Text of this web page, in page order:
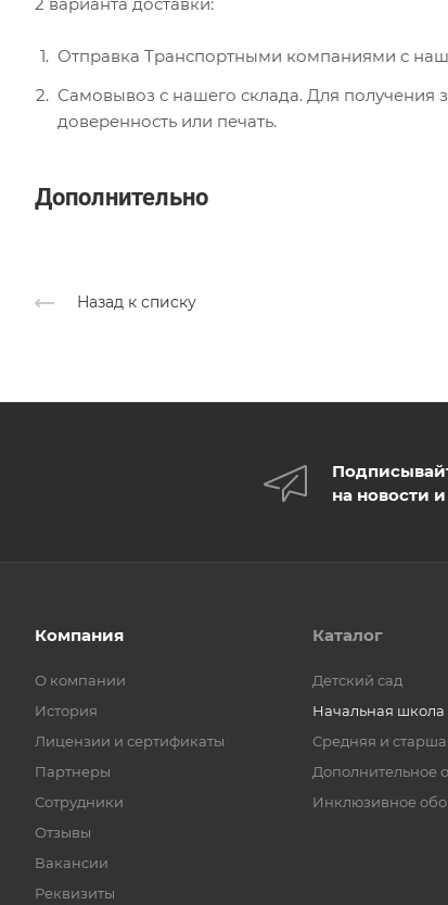
Отправка Транспортными компаниями с
Самовывоз с нашего склада. Для получения
доверенность или печать.
Дополнительно
Назад к списку
на новости
Компания
О компании
История
Лицензии и сертификаты
Партнеры
Сотрудники
Отзывы
Вакансии
Реквизиты
Каталог
Детский сад
Начальная школа
Средняя и
Дополнительное
Инклюзивное